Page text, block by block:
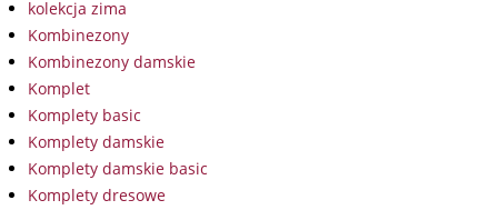
kolekcja zima
Kombinezony
Kombinezony damskie
Komplet
Komplety basic
Komplety damskie
Komplety damskie basic
Komplety dresowe